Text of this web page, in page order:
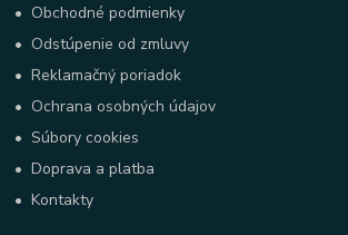
• Obchodné podmienky
• Odstúpenie od zmluvy
•Reklamačný poriadok
• Ochrana osobných údajov
•Súbory cookies
•Doprava a platba
•Kontakty